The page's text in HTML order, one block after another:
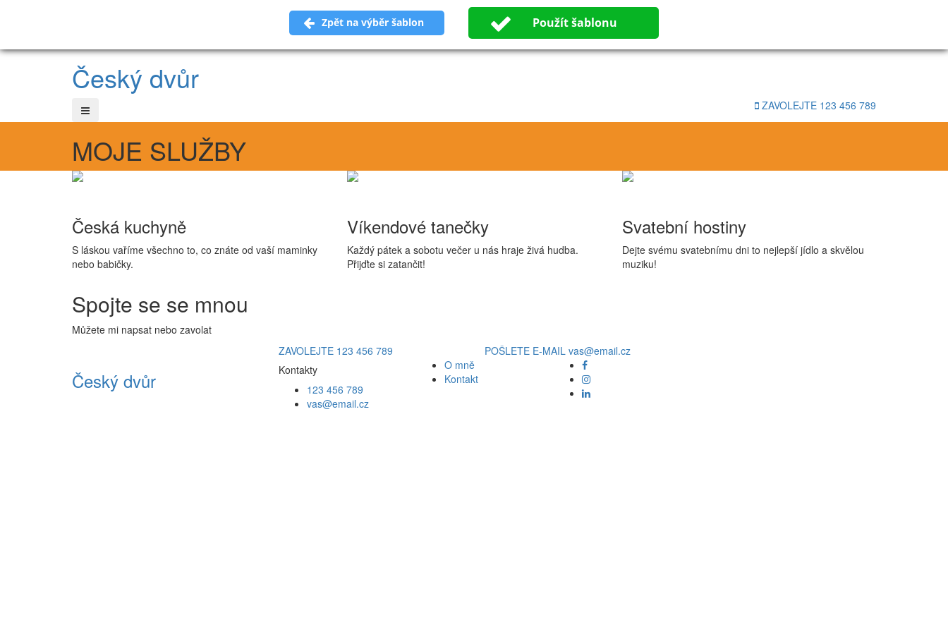
Zpět na výběr šablon Použít šablonu
Český dvůr
ZAVOLEJTE 123 456 789
MOJE SLUŽBY
Česká kuchyně
S láskou vaříme všechno to, co znáte od vaší maminky
nebo babičky.
Víkendové tanečky
Každý pátek a sobotu večer u nás hraje živá hudba.
Přijďte si zatančit!
Svatební hostiny
Dejte svému svatebnímu dni to nejlepší jídlo a skvělou
muziku!
Spojte se se mnou
Můžete mi napsat nebo zavolat
ZAVOLEJTE 123 456 789 POŠLETE E-MAIL vas@email.cz
Český dvůr
Kontakty
123 456 789
vas@email.cz
O mně
Kontakt